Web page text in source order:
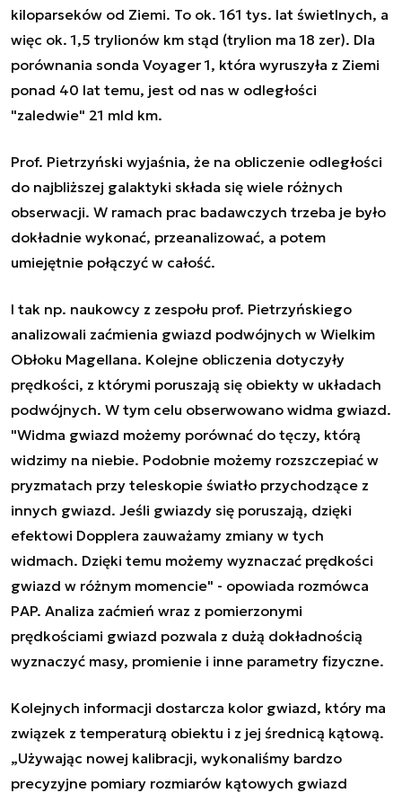
kiloparseków od Ziemi. To ok. 161 tys. lat świetlnych, a
więc ok. 1,5 trylionów km stąd (trylion ma 18 zer). Dla
porównania sonda Voyager 1, która wyruszyła z Ziemi
ponad 40 lat temu, jest od nas w odległości
"zaledwie" 21 mld km.
Prof. Pietrzyński wyjaśnia, że na obliczenie odległości
do najbliższej galaktyki składa się wiele różnych
obserwacji. W ramach prac badawczych trzeba je było
dokładnie wykonać, przeanalizować, a potem
umiejętnie połączyć w całość.
I tak np. naukowcy z zespołu prof. Pietrzyńskiego
analizowali zaćmienia gwiazd podwójnych w Wielkim
Obłoku Magellana. Kolejne obliczenia dotyczyły
prędkości, z którymi poruszają się obiekty w układach
podwójnych. W tym celu obserwowano widma gwiazd.
"Widma gwiazd możemy porównać do tęczy, którą
widzimy na niebie. Podobnie możemy rozszczepiać w
pryzmatach przy teleskopie światło przychodzące z
innych gwiazd. Jeśli gwiazdy się poruszają, dzięki
efektowi Dopplera zauważamy zmiany w tych
widmach. Dzięki temu możemy wyznaczać prędkości
gwiazd w różnym momencie" - opowiada rozmówca
PAP. Analiza zaćmień wraz z pomierzonymi
prędkościami gwiazd pozwala z dużą dokładnością
wyznaczyć masy, promienie i inne parametry fizyczne.
Kolejnych informacji dostarcza kolor gwiazd, który ma
związek z temperaturą obiektu i z jej średnicą kątową.
„Używając nowej kalibracji, wykonaliśmy bardzo
precyzyjne pomiary rozmiarów kątowych gwiazd